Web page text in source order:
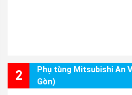
2
Phụ tùng Mitsubishi An
Gòn)